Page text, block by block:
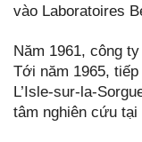
vào Laboratoires
Năm 1961, công
Tới năm 1965,
L’Isle-sur-la-
tâm nghiên cứu